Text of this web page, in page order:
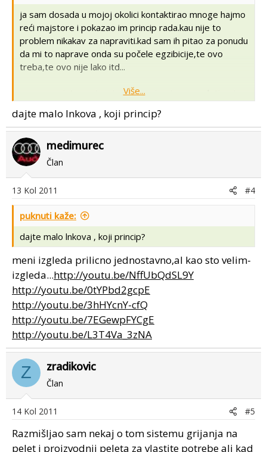
ja sam dosada u mojoj okolici kontaktirao mnoge hajmo
reći majstore i pokazao im princip rada.kau nije to
problem nikakav za napraviti.kad sam ih pitao za ponudu
da mi to naprave onda su počele egzibicije,te ovo
treba,te ovo nije lako itd...
mene ovo isto zanima jer imam sirovine za peletiranje
Više...
dajte malo lnkova , koji princip?
medimurec
Član
13 Kol 2011 #4
puknuti kaže:
dajte malo lnkova , koji princip?
meni izgleda prilicno jednostavno,al kao sto velim-
izgleda...http://youtu.be/NffUbQdSL9Y
http://youtu.be/0tYPbd2gcpE
http://youtu.be/3hHYcnY-cfQ
http://youtu.be/7EGewpFYCgE
http://youtu.be/L3T4Va_3zNA
Z zradikovic
Član
14 Kol 2011 #5
Razmišljao sam nekaj o tom sistemu grijanja na
pelet i proizvodnji peleta za vlastite potrebe ali kad